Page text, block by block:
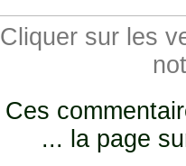
Cliquer sur les
Ces
... la page